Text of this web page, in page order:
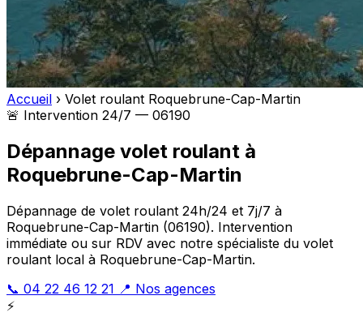
Accueil › Volet roulant Roquebrune-Cap-Martin
🚨 Intervention 24/7 — 06190
Dépannage volet roulant à
Roquebrune-Cap-Martin
Dépannage de volet roulant 24h/24 et 7j/7 à
Roquebrune-Cap-Martin (06190). Intervention
immédiate ou sur RDV avec notre spécialiste du volet
roulant local à Roquebrune-Cap-Martin.
📞 04 22 46 12 21 📍 Nos agences
⚡